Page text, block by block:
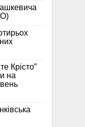
Крісто”
на